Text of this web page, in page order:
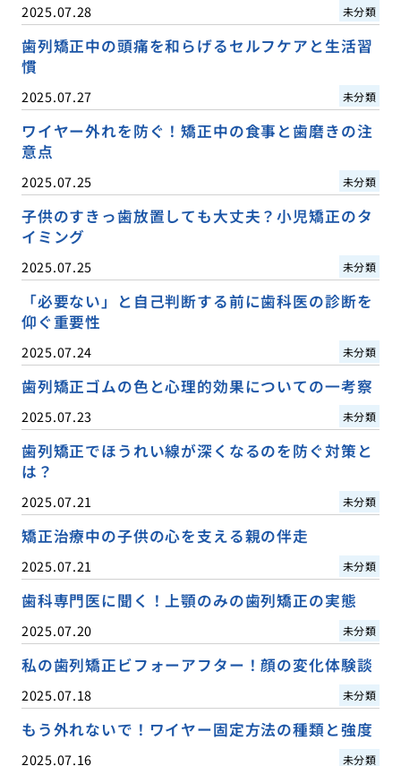
2025.07.28 未分類
歯列矯正中の頭痛を和らげるセルフケアと生活習
慣
2025.07.27 未分類
ワイヤー外れを防ぐ！矯正中の食事と歯磨きの注
意点
2025.07.25 未分類
子供のすきっ歯放置しても大丈夫？小児矯正のタ
イミング
2025.07.25 未分類
「必要ない」と自己判断する前に歯科医の診断を
仰ぐ重要性
2025.07.24 未分類
歯列矯正ゴムの色と心理的効果についての一考察
2025.07.23 未分類
歯列矯正でほうれい線が深くなるのを防ぐ対策と
は？
2025.07.21 未分類
矯正治療中の子供の心を支える親の伴走
2025.07.21 未分類
歯科専門医に聞く！上顎のみの歯列矯正の実態
2025.07.20 未分類
私の歯列矯正ビフォーアフター！顔の変化体験談
2025.07.18 未分類
もう外れないで！ワイヤー固定方法の種類と強度
2025.07.16 未分類